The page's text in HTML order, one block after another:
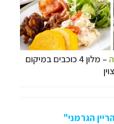
–
מלון 4 כוכבים במיקום
הגרמני"